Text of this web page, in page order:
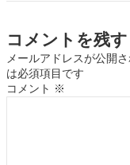
コメントを残す
メールアドレスが公開
は必須項目です
コメント ※